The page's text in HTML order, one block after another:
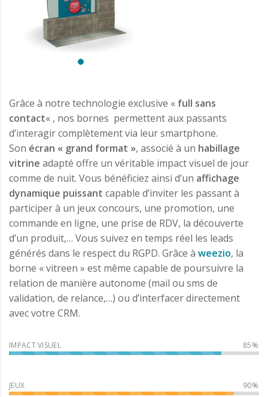
Grâce à notre technologie exclusive « full sans
contact« , nos bornes permettent aux passants
d’interagir complètement via leur smartphone.
Son écran « grand format », associé à un habillage
vitrine adapté offre un véritable impact visuel de jour
comme de nuit. Vous bénéficiez ainsi d’un affichage
dynamique puissant capable d’inviter les passant à
participer à un jeux concours, une promotion, une
commande en ligne, une prise de RDV, la découverte
d’un produit,… Vous suivez en temps réel les leads
générés dans le respect du RGPD. Grâce à weezio, la
borne « vitreen » est même capable de poursuivre la
relation de manière autonome (mail ou sms de
validation, de relance,…) ou d’interfacer directement
avec votre CRM.
IMPACT VISUEL
JEUX